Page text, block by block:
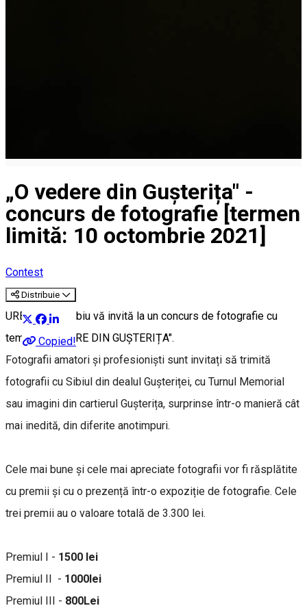
„O vedere din Gușterița" -
concurs de fotografie [termen
limită: 10 octombrie 2021]
Contest
Distribuie
Copied!
URBANA SA Sibiu vă invită la un concurs de fotografie cu
tema " O VEDERE DIN GUȘTERIȚA".
Fotografii amatori și profesioniști sunt invitați să trimită
fotografii cu Sibiul din dealul Gușteriței, cu Turnul Memorial
sau imagini din cartierul Gușterița, surprinse într-o manieră cât
mai inedită, din diferite anotimpuri.
Cele mai bune și cele mai apreciate fotografii vor fi răsplătite
cu premii și cu o prezență într-o expoziție de fotografie. Cele
trei premii au o valoare totală de 3.300 lei.
Premiul I - 1500 lei
Premiul II - 1000lei
Premiul III - 800Lei